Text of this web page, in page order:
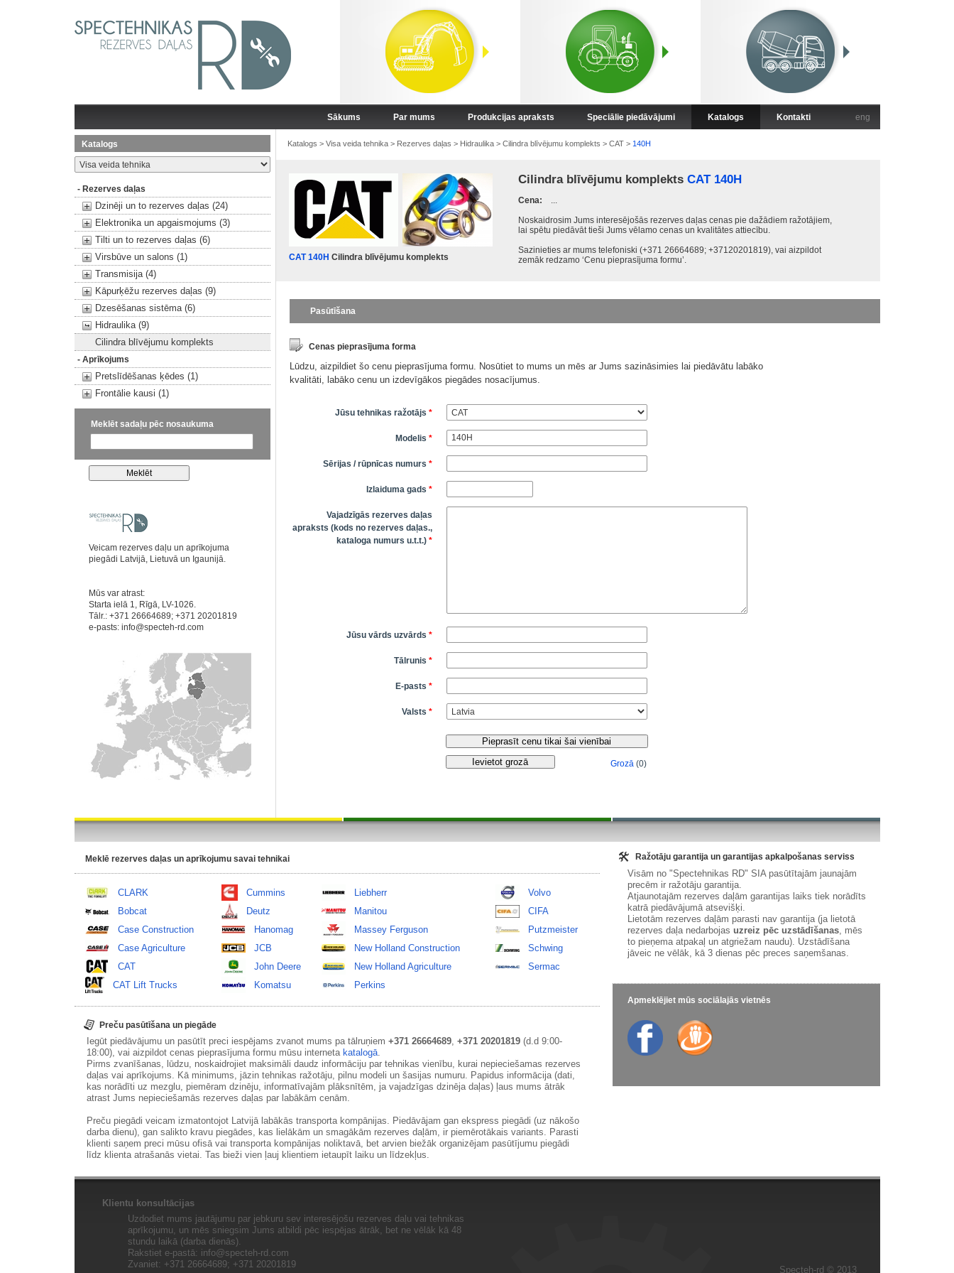
Sākums Par mums Produkcijas apraksts Speciālie piedāvājumi Katalogs Kontakti eng
Katalogs
- Rezerves daļas
Dzinēji un to rezerves daļas (24)
Elektronika un apgaismojums (3)
Tilti un to rezerves daļas (6)
Virsbūve un salons (1)
Transmisija (4)
Kāpurķēžu rezerves daļas (9)
Dzesēšanas sistēma (6)
Hidraulika (9)
Cilindra blīvējumu komplekts
- Aprīkojums
Pretslīdēšanas ķēdes (1)
Frontālie kausi (1)
Meklēt sadaļu pēc nosaukuma
Veicam rezerves daļu un aprīkojuma
piegādi Latvijā, Lietuvā un Igaunijā.
Mūs var atrast:
Starta ielā 1, Rīgā, LV-1026.
Tālr.: +371 26664689; +371 20201819
e-pasts: info@specteh-rd.com
Katalogs > Visa veida tehnika> Rezerves daļas > Hidraulika> Cilindra blīvējumu komplekts > CAT> 140H
CAT 140H Cilindra blīvējumu komplekts
Cilindra blīvējumu komplekts CAT 140H
Cena: ...
Noskaidrosim Jums interesējošās rezerves daļas cenas pie dažādiem ražotājiem,
lai spētu piedāvāt tieši Jums vēlamo cenas un kvalitātes attiecību.
Sazinieties ar mums telefoniski (+371 26664689; +37120201819), vai aizpildot
zemāk redzamo ‘Cenu pieprasījuma formu’.
Pasūtīšana
Cenas pieprasījuma forma
Lūdzu, aizpildiet šo cenu pieprasījuma formu. Nosūtiet to mums un mēs ar Jums sazināsimies lai piedāvātu labāko
kvalitāti, labāko cenu un izdevīgākos piegādes nosacījumus.
Jūsu tehnikas ražotājs *
Modelis *
Sērijas / rūpnīcas numurs *
Izlaiduma gads *
Vajadzīgās rezerves daļas
apraksts (kods no rezerves daļas.,
kataloga numurs u.t.t.) *
Jūsu vārds uzvārds *
Tālrunis *
E-pasts *
Valsts *
Grozā(0)
Meklē rezerves daļas un aprīkojumu savai tehnikai
CLARK
Bobcat
Case Construction
Case Agriculture
CAT
CAT Lift Trucks
Cummins
Deutz
Hanomag
JCB
John Deere
Komatsu
Liebherr
Manitou
Massey Ferguson
New Holland Construction
New Holland Agriculture
Perkins
Volvo
CIFA
Putzmeister
Schwing
Sermac
Preču pasūtīšana un piegāde
Iegūt piedāvājumu un pasūtīt preci iespējams zvanot mums pa tālruņiem +371 26664689, +371 20201819(d.d 9:00-
18:00), vai aizpildot cenas pieprasījuma formu mūsu interneta katalogā.
Pirms zvanīšanas, lūdzu, noskaidrojiet maksimāli daudz informāciju par tehnikas vienību, kurai nepieciešamas rezerves
daļas vai aprīkojums. Kā minimums, jāzin tehnikas ražotāju, pilnu modeli un šasijas numuru. Papidus informācija (dati,
kas norādīti uz mezglu, piemēram dzinēju, informatīvajām plāksnītēm, ja vajadzīgas dzinēja daļas) ļaus mums ātrāk
atrast Jums nepieciešamās rezerves daļas par labākām cenām.
Preču piegādi veicam izmatontojot Latvijā labākās transporta kompānijas. Piedāvājam gan ekspress piegādi (uz nākošo
darba dienu), gan salikto kravu piegādes, kas lielākām un smagākām rezerves daļām, ir piemērotākais variants. Parasti
klienti saņem preci mūsu ofisā vai transporta kompānijas noliktavā, bet arvien biežāk organizējam pasūtījumu piegādi
līdz klienta atrašanās vietai. Tas bieži vien ļauj klientiem ietaupīt laiku un līdzekļus.
Ražotāju garantija un garantijas apkalpošanas serviss
Visām no "Spectehnikas RD" SIA pasūtītajām jaunajām
precēm ir ražotāju garantija.
Atjaunotajām rezerves daļām garantijas laiks tiek norādīts
katrā piedāvājumā atsevišķi.
Lietotām rezerves daļām parasti nav garantija (ja lietotā
rezerves daļa nedarbojas uzreiz pēc uzstādīšanas, mēs
to pieņema atpakaļ un atgriežam naudu). Uzstādīšana
jāveic ne vēlāk, kā 3 dienas pēc preces saņemšanas.
Apmeklējiet mūs sociālajās vietnēs
Klientu konsultācijas
Uzdodiet mums jautājumu par jebkuru sev interesējošu rezerves daļu vai tehnikas
aprīkojumu, un mēs sniegsim Jums atbildi pēc iespējas ātrāk, bet ne vēlāk kā 48
stundu laikā (darba dienās).
Rakstiet e-pastā: info@specteh-rd.com
Zvaniet: +371 26664689; +371 20201819
Specteh-rd © 2013